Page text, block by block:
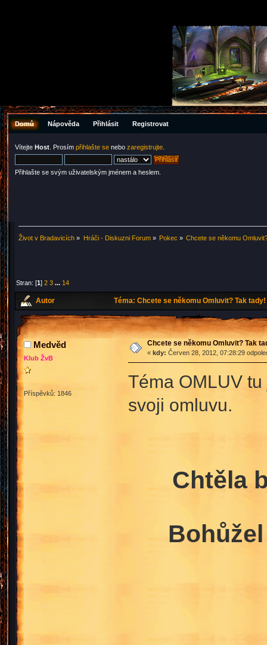
Domů Nápověda Přihlásit Registrovat
Vítejte Host . Prosím přihlašte se nebo zaregistrujte
Přihlašte se svým uživatelským jménem a heslem.
Život v Bradavicích » Hráči - Diskuzni Forum» Pokec » Chcete se někomu
Stran: [1]2 3 ... 14
Autor Téma: Chcete se někomu Omluvit? Tak
Medvěd
Klub ŽvB
Příspěvků: 1846
Chcete se někomu Omluvit? Tak
« kdy: Červen 28, 2012, 07:28:29
Téma OMLUV
svoji omluvu.
Chtěla